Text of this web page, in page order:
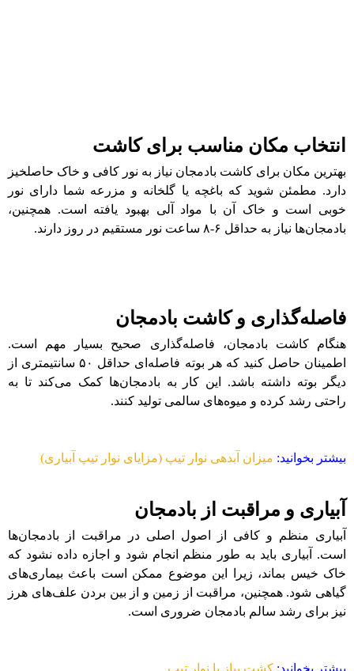
انتخاب مکان مناسب برای کاشت
بهترین مکان برای کاشت بادمجان نیاز به نور کافی و خاک حاصلخیز
دارد. مطمئن شوید که باغچه یا گلخانه و مزرعه شما دارای نور
خوبی است و خاک آن با مواد آلی بهبود یافته‌ است. همچنین،
بادمجان‌ها نیاز به حداقل ۶-۸ ساعت نور مستقیم در روز دارند.
فاصله‌گذاری و کاشت بادمجان
هنگام کاشت بادمجان، فاصله‌گذاری صحیح بسیار مهم است.
اطمینان حاصل کنید که هر بوته فاصله‌ای حداقل ۵۰ سانتیمتری از
دیگر بوته داشته باشد. این کار به بادمجان‌ها کمک می‌کند تا به
راحتی رشد کرده و میوه‌های سالمی تولید کنند.
بیشتر بخوانید: میزان آبدهی نوار تیپ (مزایای نوار تیپ آبیاری)
آبیاری و مراقبت از بادمجان
آبیاری منظم و کافی از اصول اصلی در مراقبت از بادمجان‌ها
است. آبیاری باید به طور منظم انجام شود و اجازه داده نشود که
خاک خیس بماند، زیرا این موضوع ممکن است باعث بیماری‌های
گیاهی شود. همچنین، مراقبت از زمین و از بین بردن علف‌های هرز
نیز برای رشد سالم بادمجان ضروری است.
بیشتر بخوانید: کشت پیاز با نوار تیپ